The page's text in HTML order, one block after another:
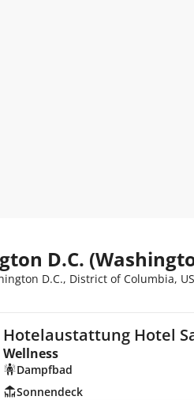
D.C.
D.C., District of Columbia,
Hotelaustattung Hotel
Wellness
Dampfbad
Sonnendeck